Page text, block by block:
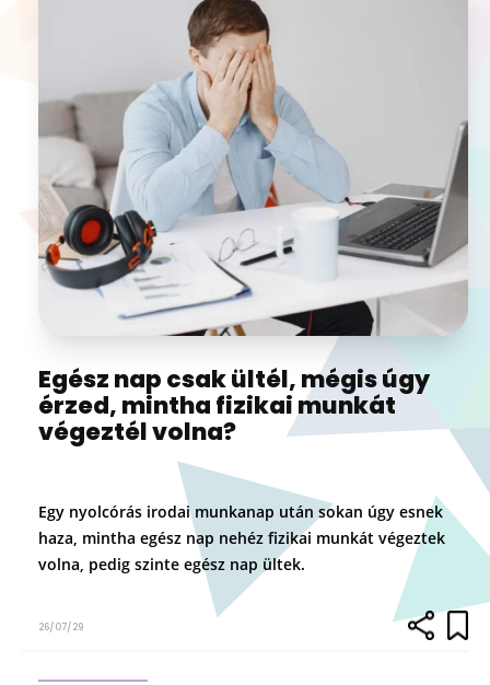
Egész nap csak ültél, mégis úgy
érzed, mintha fizikai munkát
végeztél volna?
Egy nyolcórás irodai munkanap után sokan úgy esnek
haza, mintha egész nap nehéz fizikai munkát végeztek
volna, pedig szinte egész nap ültek.
26/07/29